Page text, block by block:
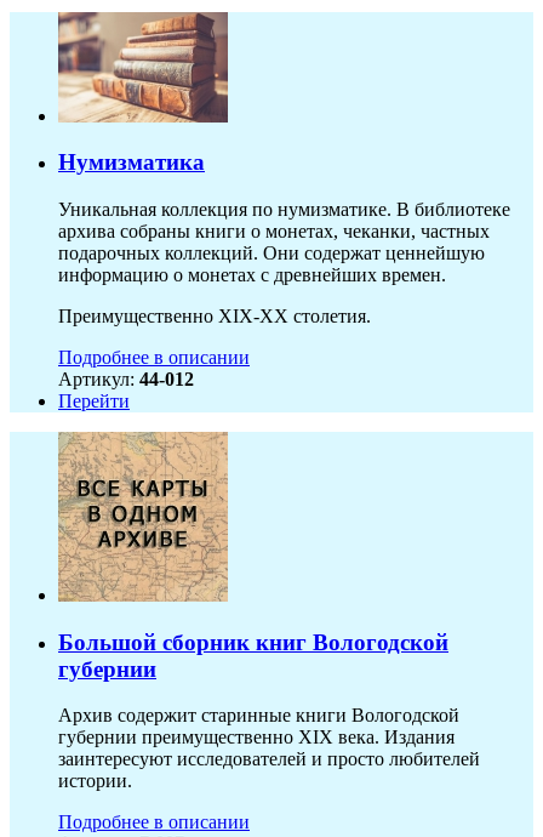
Нумизматика
Уникальная коллекция по нумизматике. В библиотеке
архива собраны книги о монетах, чеканки, частных
подарочных коллекций. Они содержат ценнейшую
информацию о монетах с древнейших времен.
Преимущественно XIX-XX столетия.
Подробнее в описании
Артикул: 44-012
Перейти
Большой сборник книг Вологодской
губернии
Архив содержит старинные книги Вологодской
губернии преимущественно XIX века. Издания
заинтересуют исследователей и просто любителей
истории.
Подробнее в описании